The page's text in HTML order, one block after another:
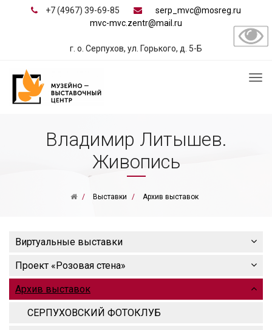
+7 (4967) 39-69-85
serp_mvc@mosreg.ru
mvc-mvc.zentr@mail.ru
г. о. Серпухов, ул. Горького, д. 5-Б
Владимир Литышев.
Живопись
Выставки Архив выставок
Виртуальные выставки
Проект «Розовая стена»
Архив выставок
СЕРПУХОВСКИЙ ФОТОКЛУБ